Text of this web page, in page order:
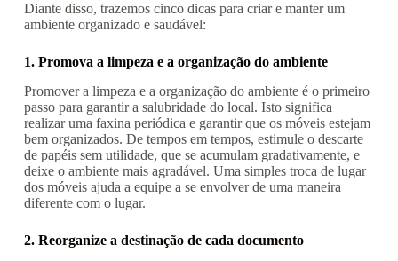
Diante disso, trazemos cinco dicas para criar e manter um
ambiente organizado e saudável:
1. Promova a limpeza e a organização do ambiente
Promover a limpeza e a organização do ambiente é o primeiro
passo para garantir a salubridade do local. Isto significa
realizar uma faxina periódica e garantir que os móveis estejam
bem organizados. De tempos em tempos, estimule o descarte
de papéis sem utilidade, que se acumulam gradativamente, e
deixe o ambiente mais agradável. Uma simples troca de lugar
dos móveis ajuda a equipe a se envolver de uma maneira
diferente com o lugar.
2. Reorganize a destinação de cada documento